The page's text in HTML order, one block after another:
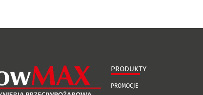
PRODUKTY
PROMOCJE